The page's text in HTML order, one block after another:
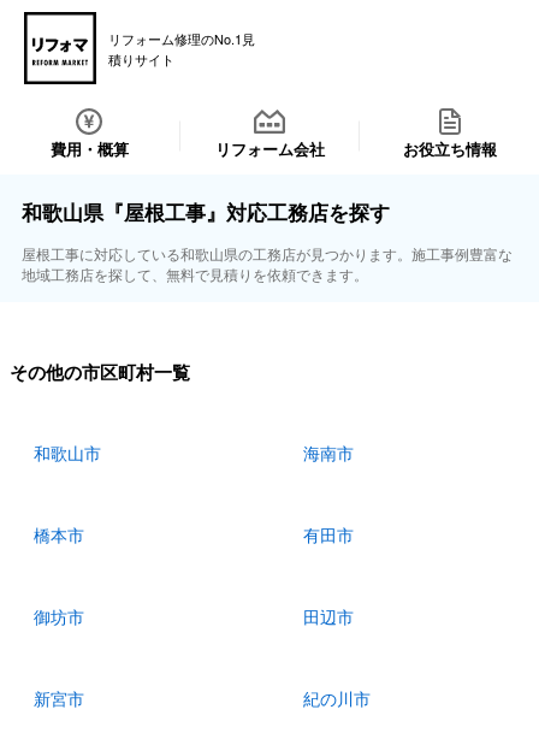
リフォーム修理のNo.1見
積りサイト
費用・概算 リフォーム会社 お役立ち情報
和歌山県『屋根工事』対応工務店を探す
屋根工事に対応している和歌山県の工務店が見つかります。施工事例豊富な
地域工務店を探して、無料で見積りを依頼できます。
その他の市区町村一覧
和歌山市 海南市
橋本市 有田市
御坊市 田辺市
新宮市 紀の川市